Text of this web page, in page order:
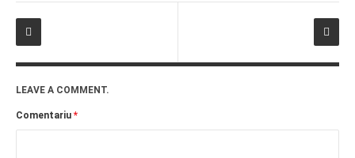
Filme-Carti.ro
LEAVE A COMMENT.
Comentariu *